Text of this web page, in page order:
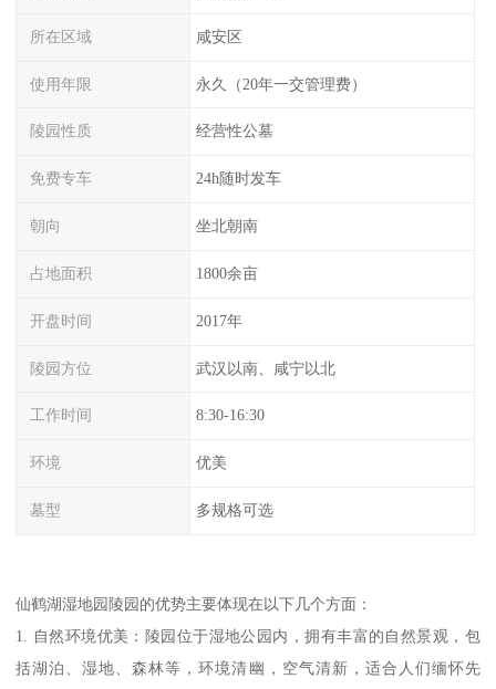
所在区域 咸安区
使用年限 永久（20年一交管理费）
陵园性质 经营性公墓
免费专车 24h随时发车
朝向 坐北朝南
占地面积 1800余亩
开盘时间 2017年
陵园方位 武汉以南、咸宁以北
工作时间 8:30-16:30
环境 优美
墓型 多规格可选
仙鹤湖湿地园陵园的优势主要体现在以下几个方面：
1. 自然环境优美：陵园位于湿地公园内，拥有丰富的自然景观，包
括湖泊、湿地、森林等，环境清幽，空气清新，适合人们缅怀先